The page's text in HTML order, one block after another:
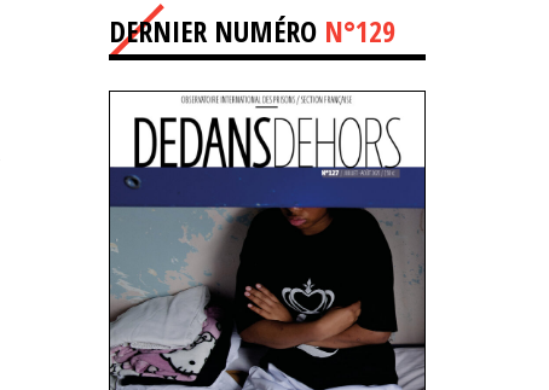
DERNIER NUMÉRO N°129